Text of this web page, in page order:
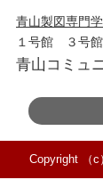
青山製図専門
１号館 ３号館
青山コミュ
Copyright （c